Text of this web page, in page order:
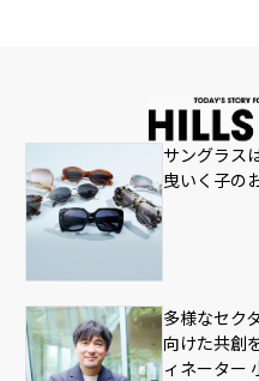
サングラス
曳いく子の
多様なセク
向けた共創
ィネーター